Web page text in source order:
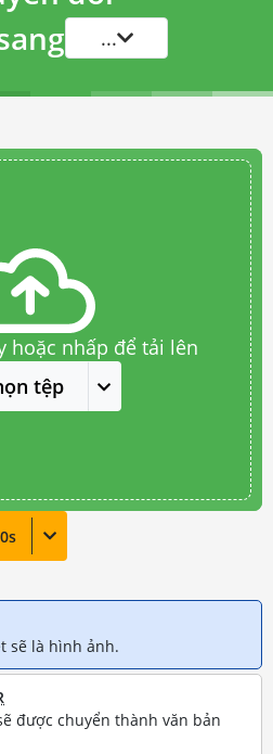
...
hoặc nhấp để tải lên
tệp
s
sẽ là hình ảnh.
được chuyển thành văn bản